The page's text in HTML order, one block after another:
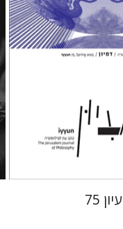
אתר ספר מודפס
$31
$28
עיון 75